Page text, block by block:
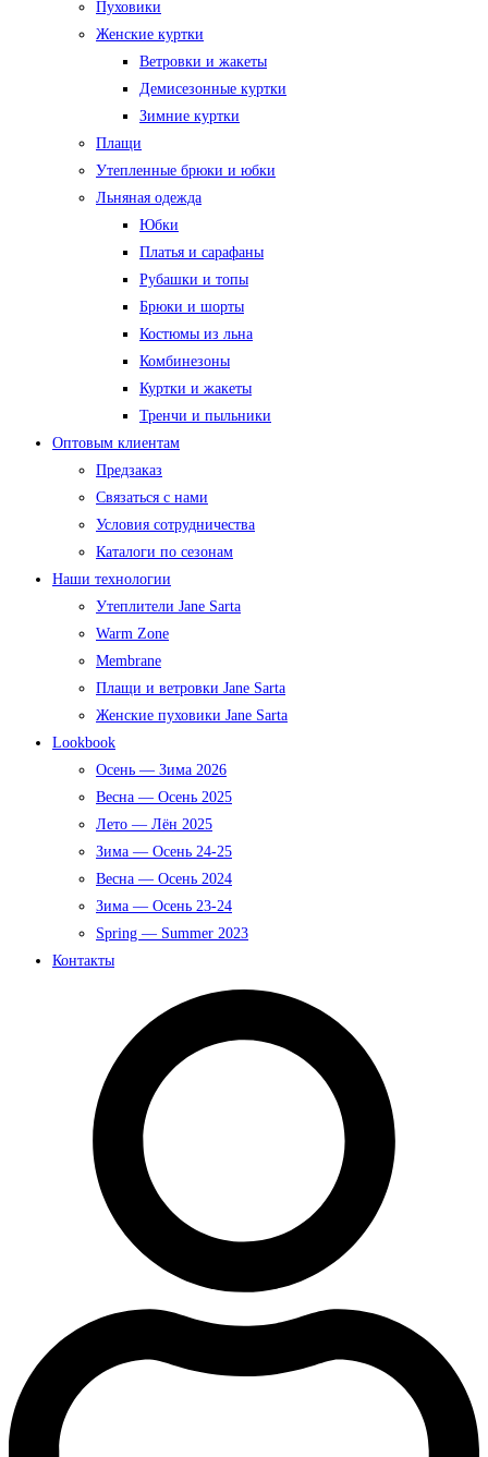
Пуховики
Женские куртки
Ветровки и жакеты
Демисезонные куртки
Зимние куртки
Плащи
Утепленные брюки и юбки
Льняная одежда
Юбки
Платья и сарафаны
Рубашки и топы
Брюки и шорты
Костюмы из льна
Комбинезоны
Куртки и жакеты
Тренчи и пыльники
Оптовым клиентам
Предзаказ
Связаться с нами
Условия сотрудничества
Каталоги по сезонам
Наши технологии
Утеплители Jane Sarta
Warm Zone
Membrane
Плащи и ветровки Jane Sarta
Женские пуховики Jane Sarta
Lookbook
Осень — Зима 2026
Весна — Осень 2025
Лето — Лён 2025
Зима — Осень 24-25
Весна — Осень 2024
Зима — Осень 23-24
Spring — Summer 2023
Контакты